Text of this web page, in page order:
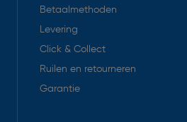
Betaalmethoden
Levering
Click & Collect
Ruilen en retourneren
Garantie